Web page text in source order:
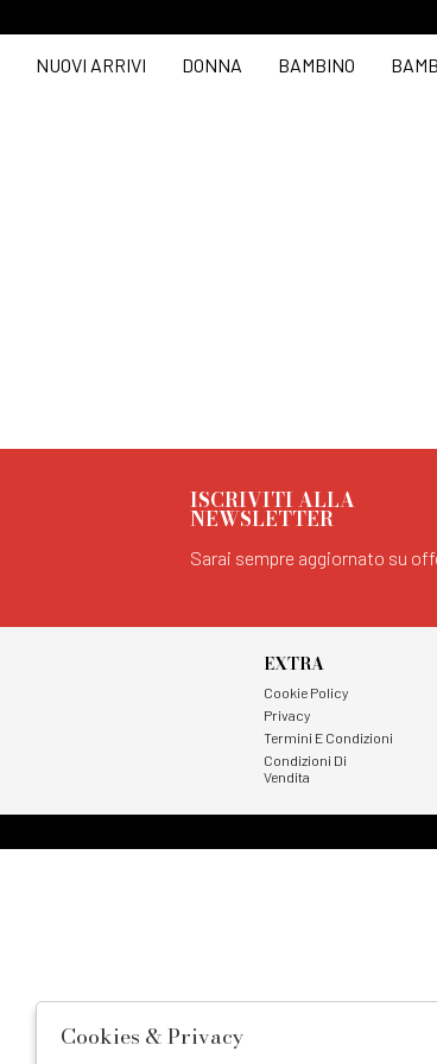
NUOVI ARRIVI DONNA BAMBINO
ISCRIVITI ALLA
NEWSLETTER
Sarai sempre aggiornato su
EXTRA
Cookie Policy
Privacy
Termini E Condizioni
Condizioni Di
Vendita
Cookies & Privacy